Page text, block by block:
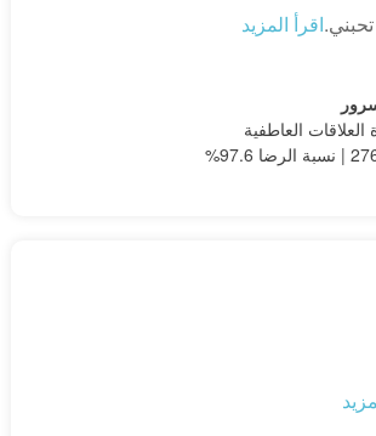
اقرأ المزيد
العلاقات العاطفية